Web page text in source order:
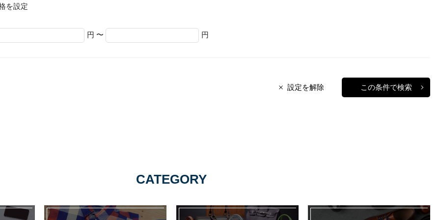
を設定
円 〜 円
設定を解除 この条件で検索
CATEGORY